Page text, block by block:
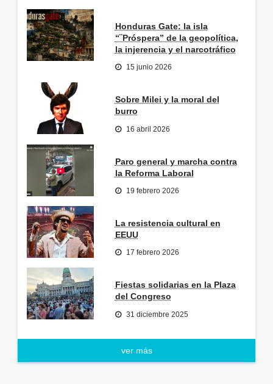
Honduras Gate: la isla
“¨Próspera” de la geopolítica,
la injerencia y el narcotráfico
15 junio 2026
Sobre Milei y la moral del
burro
16 abril 2026
Paro general y marcha contra
la Reforma Laboral
19 febrero 2026
La resistencia cultural en
EEUU
17 febrero 2026
Fiestas solidarias en la Plaza
del Congreso
31 diciembre 2025
ver más